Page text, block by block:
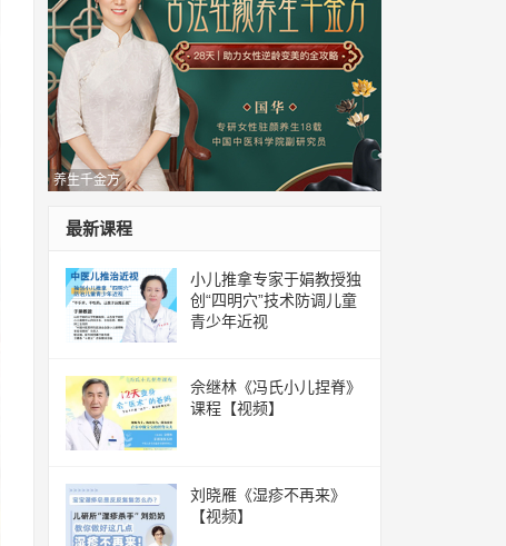
养生千金方
最新课程
小儿推拿专家于娟教授独
创“四明穴”技术防调儿童
青少年近视
佘继林《冯氏小儿捏脊》
课程【视频】
刘晓雁《湿疹不再来》
【视频】